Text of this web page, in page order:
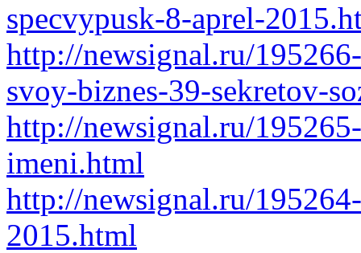
specvypusk-8-aprel-
http://newsignal.ru/
svoy-biznes-39-sekretov-
http://newsignal.ru/
imeni.html
http://newsignal.ru/
2015.html